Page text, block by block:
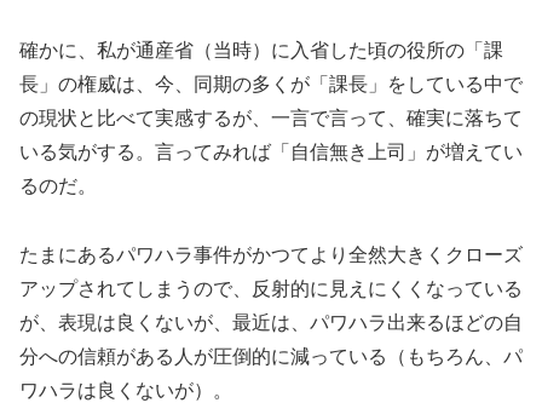
確かに、私が通産省（当時）に入省した頃の役所の「課
長」の権威は、今、同期の多くが「課長」をしている中で
の現状と比べて実感するが、一言で言って、確実に落ちて
いる気がする。言ってみれば「自信無き上司」が増えてい
るのだ。
たまにあるパワハラ事件がかつてより全然大きくクローズ
アップされてしまうので、反射的に見えにくくなっている
が、表現は良くないが、最近は、パワハラ出来るほどの自
分への信頼がある人が圧倒的に減っている（もちろん、パ
ワハラは良くないが）。